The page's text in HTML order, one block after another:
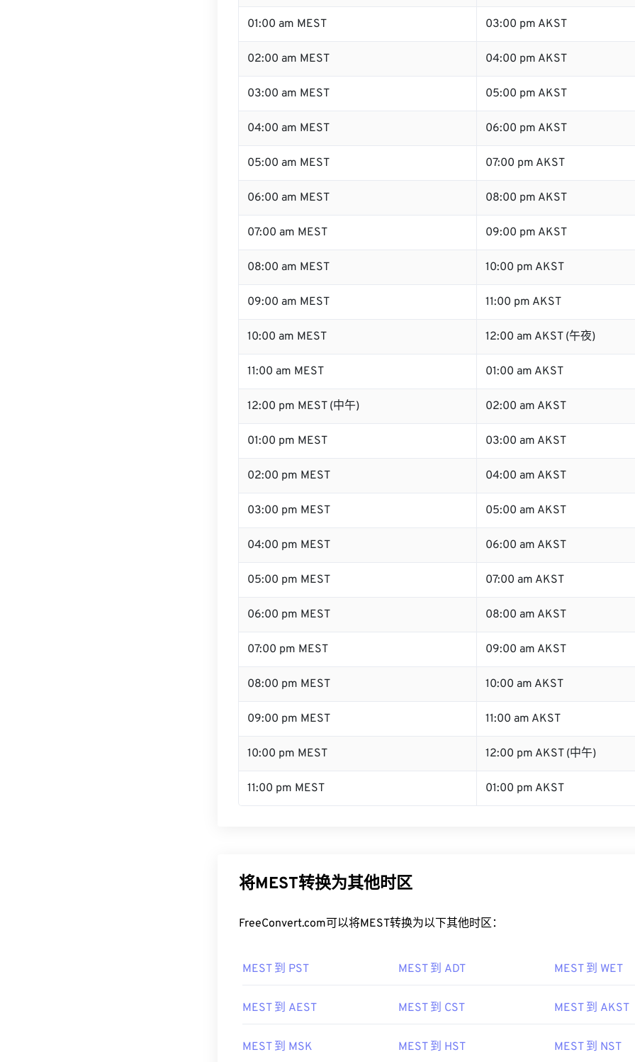
01:00 am MEST 03:00 pm AKST
02:00 am MEST 04:00 pm AKST
03:00 am MEST 05:00 pm AKST
04:00 am MEST 06:00 pm AKST
05:00 am MEST 07:00 pm AKST
06:00 am MEST 08:00 pm AKST
07:00 am MEST 09:00 pm AKST
08:00 am MEST 10:00 pm AKST
09:00 am MEST 11:00 pm AKST
10:00 am MEST 12:00 am AKST (午夜)
11:00 am MEST 01:00 am AKST
12:00 pm MEST (中午) 02:00 am AKST
01:00 pm MEST 03:00 am AKST
02:00 pm MEST 04:00 am AKST
03:00 pm MEST 05:00 am AKST
04:00 pm MEST 06:00 am AKST
05:00 pm MEST 07:00 am AKST
06:00 pm MEST 08:00 am AKST
07:00 pm MEST 09:00 am AKST
08:00 pm MEST 10:00 am AKST
09:00 pm MEST 11:00 am AKST
10:00 pm MEST 12:00 pm AKST (中午)
11:00 pm MEST 01:00 pm AKST
将MEST转换为其他时区
FreeConvert.com可以将MEST转换为以下其他时区：
MEST 到 PST MEST 到 ADT MEST 到 WET
MEST 到 AEST MEST 到 CST MEST 到 AKST
MEST 到 MSK MEST 到 HST MEST 到 NST